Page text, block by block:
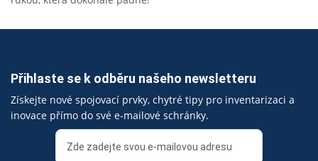
Přihlaste se k odběru našeho newsletteru
Získejte nové spojovací prvky, chytré tipy pro inventarizaci a
inovace přímo do své e-mailové schránky.